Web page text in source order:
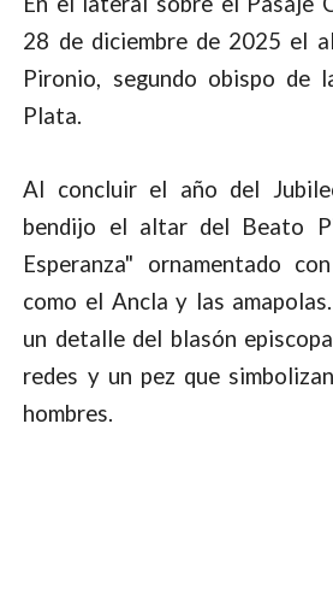
28 de diciembre de 2025 el
Pironio, segundo obispo de
Plata.
Al concluir el año del
bendijo el altar del Beato
Esperanza" ornamentado
como el Ancla y las
un detalle del blasón
redes y un pez que
hombres.